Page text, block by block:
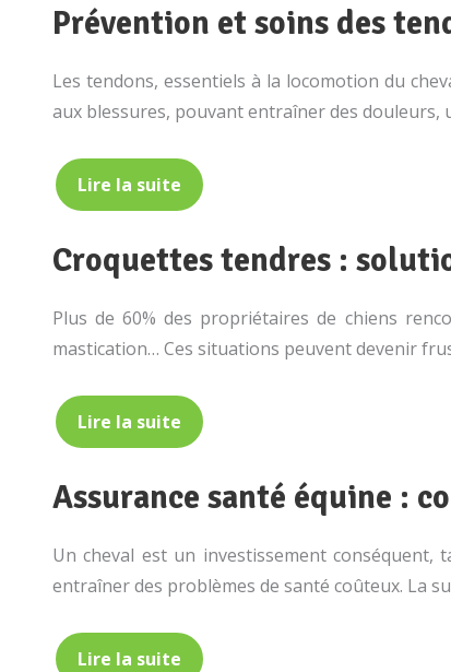
Prévention et soins des
Les tendons, essentiels à la locomotion du
aux blessures, pouvant entraîner des douleurs,
Lire la suite
Croquettes tendres :
Plus de 60% des propriétaires de chiens
mastication… Ces situations peuvent devenir
Lire la suite
Assurance santé équine :
Un cheval est un investissement
entraîner des problèmes de santé coûteux. La
Lire la suite